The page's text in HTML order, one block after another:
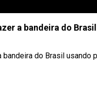
a bandeira do Brasil
do Brasil usando